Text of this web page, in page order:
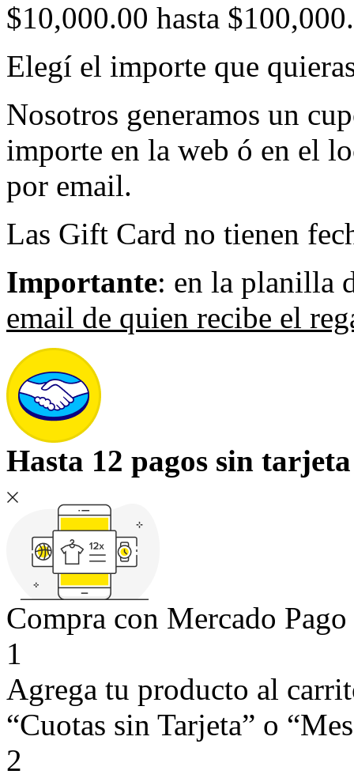
$10,000.00 hasta
Elegí el importe que
Nosotros generamos un
importe en la web ó en el
por email.
Las Gift Card no tienen
Importante: en la planilla
email de quien recibe el
Hasta 12 pagos sin tarjeta
Compra con Mercado
1
Agrega tu producto al
“Cuotas sin Tarjeta” o
2